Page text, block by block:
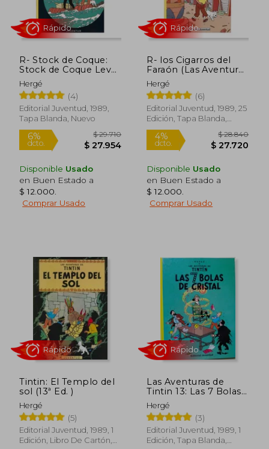
5%
dcto.
$ 29.710
$ 28.180
Rápido
7%
dcto. $
Rápido
R- Stock de Coque:
Stock de Coque Level
3 (Las Aventuras de
Tintin Rustica)
Hergé
(4)
Editorial Juventud, 1989,
Tapa Blanda, Nuevo
Disponible Usado
en Buen Estado a
$ 12.000
Comprar Usado
R- los Cigarros del
Faraón (Las Aventuras
de Tintin Rustica)
Hergé
(6)
Editorial Juventud, 1989, 25
Edición, Tapa Blanda,
Nuevo
Disponible Usado
en Buen Estado a
$ 12.000
Comprar Usado
Tintin: El Templo del
sol (13ª Ed. )
Hergé
(5)
Editorial Juventud, 1989, 1
Edición, Libro De Cartón,
Las Aventuras de
Tintin 13: Las 7 Bolas
de Cristal
Hergé
(3)
Editorial Juventud, 1989, 1
Edición, Tapa Blanda,